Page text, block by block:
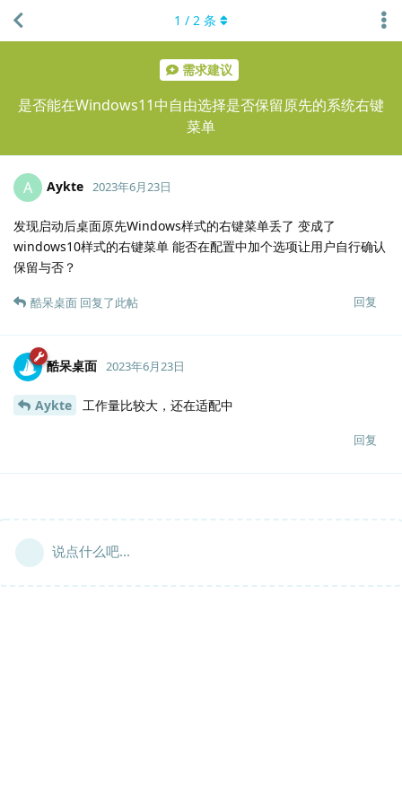
需求建议
是否能在Windows11中自由选择是否保留原先的系统右键
菜单
1 / 2 条
A Aykte 2023年6月23日
发现启动后桌面原先Windows样式的右键菜单丢了 变成了
windows10样式的右键菜单 能否在配置中加个选项让用户自行确认
保留与否？
回复
酷呆桌面 回复了此帖
酷呆桌面 2023年6月23日
Aykte 工作量比较大，还在适配中
回复
说点什么吧...